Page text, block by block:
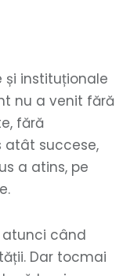
instituționale
nu a venit fără
fără
atât succese,
a atins, pe
atunci când
Dar tocmai